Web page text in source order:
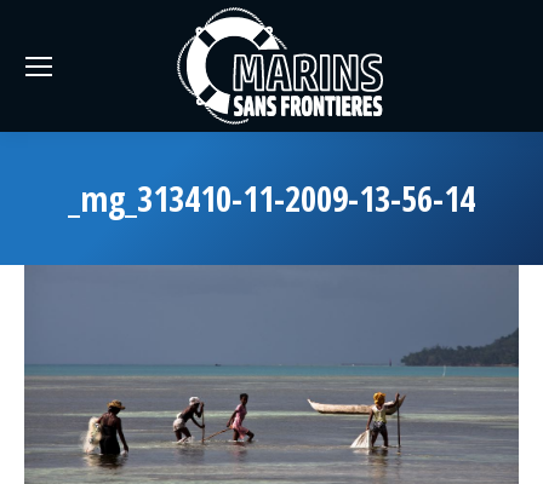
_mg_313410-11-2009-13-56-14